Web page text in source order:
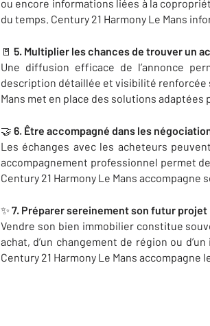
ou encore informations liées à la
du temps. Century 21 Harmony Le Mans
🚪 5. Multiplier les chances de trouver un
Une diffusion efficace de l’annonce
description détaillée et visibilité renforcée
Mans met en place des solutions
🤝 6. Être accompagné dans les
Les échanges avec les acheteurs
accompagnement professionnel permet
Century 21 Harmony Le Mans
✨ 7. Préparer sereinement son futur projet
Vendre son bien immobilier constitue
achat, d’un changement de région ou
Century 21 Harmony Le Mans